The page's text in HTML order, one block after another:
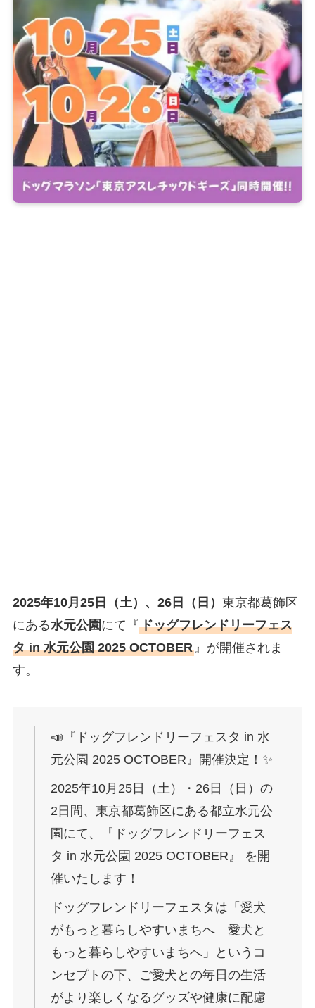
2025年10月25日（土）、26日（日） 東京都葛飾区
にある水元公園にて『ドッグフレンドリーフェス
タ in 水元公園 2025 OCTOBER』が開催されま
す。
📣『ドッグフレンドリーフェスタ in 水
元公園 2025 OCTOBER』開催決定！✨
2025年10月25日（土）・26日（日）の
2日間、東京都葛飾区にある都立水元公
園にて、『ドッグフレンドリーフェス
タ in 水元公園 2025 OCTOBER』 を開
催いたします！
ドッグフレンドリーフェスタは「愛犬
がもっと暮らしやすいまちへ 愛犬と
もっと暮らしやすいまちへ」というコ
ンセプトの下、ご愛犬との毎日の生活
がより楽しくなるグッズや健康に配慮